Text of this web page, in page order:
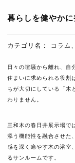
暮らしを健やかに
カテゴリ名： コラム 、
日々の喧騒から離れ、自
住まいに求められる役割
ちが大切にしている「木
わりません。
三和木の春日井展示場で
添う機能性を融合させた
感を深く癒やす木の浴室
るサンルームです。